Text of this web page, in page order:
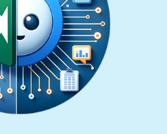
& FileName &
= Nothing
= Nothing
=